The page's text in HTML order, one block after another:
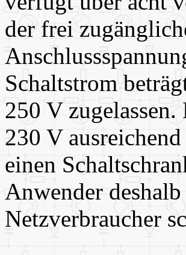
der frei
Schaltstrom
250 V
230 V
einen
Anwender
Netzverbraucher